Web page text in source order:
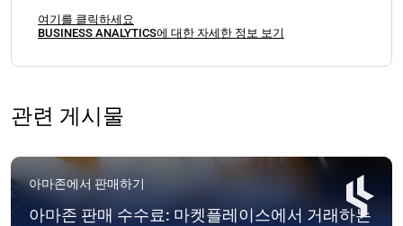
여기를 클릭하세요
BUSINESS ANALYTICS에 대한 자세한 정보 보기
관련 게시물
아마존에서 판매하기
아마존 판매 수수료: 마켓플레이스에서 거래하는